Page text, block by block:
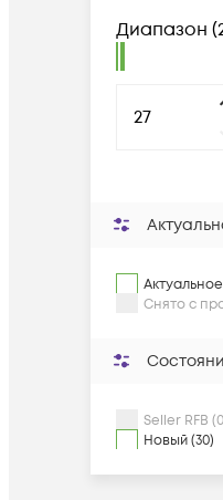
Диапазон (
Снято с
Seller RFB
Новый (30)